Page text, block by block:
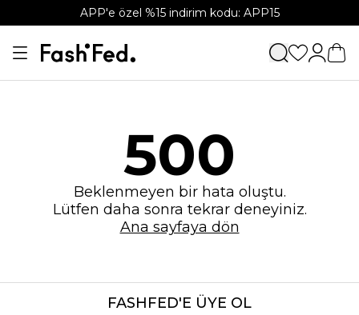
APP'e özel %15 indirim kodu: APP15
500
Beklenmeyen bir hata oluştu.
Lütfen daha sonra tekrar deneyiniz.
Ana sayfaya dön
FASHFED'E ÜYE OL